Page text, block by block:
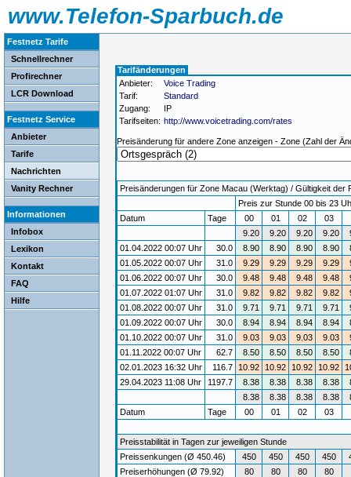
www.Telefon-Sparbuch.de
Festnetz Tarife
Schnellrechner
Profirechner
LCR Download
Festnetz Service
Anbieter
Tarife
Nachrichten
Vanity Rechner
Informationen
Infobox
Lexikon
Kontakt
FAQ
Hilfe
Tarifänderungen
Anbieter:
Voice Trading
Tarif:
Standard
Zugang:
IP
Tarifseiten: http://www.voicetrading.com/rates
Preisänderung für andere Zone anzeigen - Zone (Zahl der
Preisänderungen für Zone Macau (Werktag) / Gültigkeit der
Preis zur Stunde 00 bis 23
Datum
Tage 00 01 02 03
9.20
9.20 9.20 9.20
01.04.2022 00:07 Uhr
30.0 8.90 8.90 8.90 8.90
01.05.2022 00:07 Uhr
31.0 9.29 9.29 9.29 9.29
01.06.2022 00:07 Uhr
30.0 9.48 9.48 9.48 9.48
01.07.2022 01:07 Uhr
31.0 9.82 9.82 9.82 9.82
01.08.2022 00:07 Uhr
31.0 9.71 9.71 9.71 9.71
01.09.2022 00:07 Uhr
30.0 8.94 8.94 8.94 8.94
01.10.2022 00:07 Uhr
31.0 9.03 9.03 9.03 9.03
01.11.2022 00:07 Uhr
62.7 8.50 8.50 8.50 8.50
02.01.2023 16:32 Uhr
116.7 10.92 10.92 10.92 10.92
29.04.2023 11:08 Uhr
1197.7 8.38 8.38 8.38 8.38
8.38
8.38 8.38 8.38
Datum
Tage 00 01 02 03
Preisstabilität in Tagen zur jeweiligen Stunde
Preissenkungen (Ø 450.46)
450 450 450 450
Preiserhöhungen (Ø 79.92)
80 80 80 80